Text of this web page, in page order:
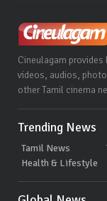
Cineulagam
videos, audios,
other Tamil cinema
Trending News
Tamil News
Health & Lifestyle